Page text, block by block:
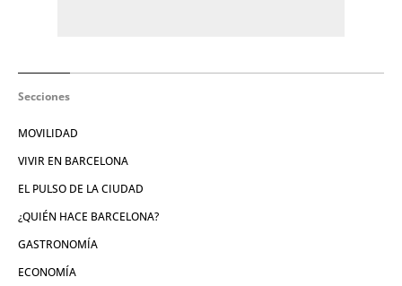
Secciones
MOVILIDAD
VIVIR EN BARCELONA
EL PULSO DE LA CIUDAD
¿QUIÉN HACE BARCELONA?
GASTRONOMÍA
ECONOMÍA